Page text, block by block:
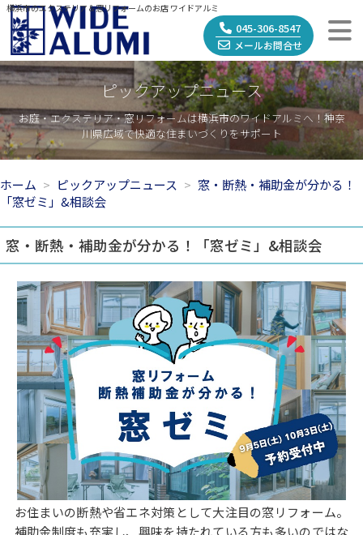
横浜市のエクステリア＆窓リフォームのお店 ワイドアルミ
045-306-8547
メールお問合せ
ピックアップニュース
お庭・エクステリア・窓リフォームは横浜市のワイドアルミへ！神奈
川県広域で快適な住まいづくりをサポート
ホーム ピックアップニュース
窓・断熱・補助金が分かる！
「窓ゼミ」&相談会
窓・断熱・補助金が分かる！「窓ゼミ」&相談会
お住まいの断熱や省エネ対策として大注目の窓リフォーム。
補助金制度も充実し、興味を持たれている方も多いのではな